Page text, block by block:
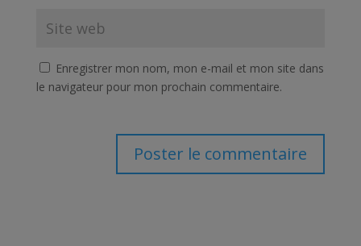
Enregistrer mon nom, mon e-mail et mon site dans
le navigateur pour mon prochain commentaire.